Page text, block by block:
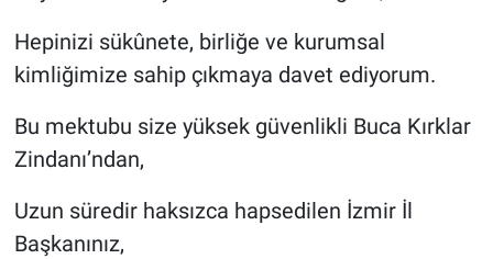
Hepinizi sükûnete, birliğe ve kurumsal
kimliğimize sahip çıkmaya davet ediyorum.
Bu mektubu size yüksek güvenlikli Buca Kırklar
Zindanı’ndan,
Uzun süredir haksızca hapsedilen İzmir İl
Başkanınız,